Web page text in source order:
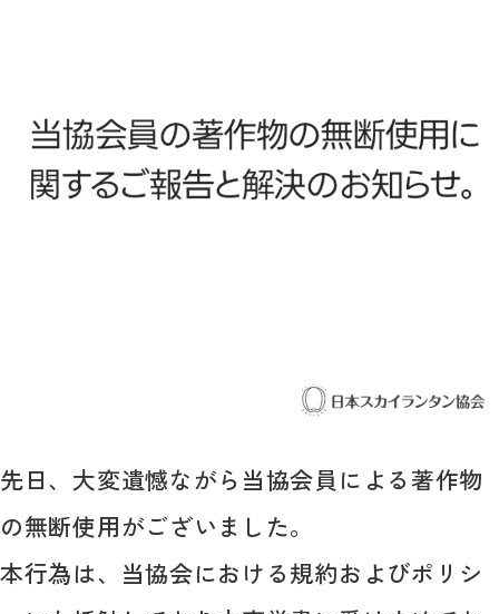
先日、大変遺憾ながら当協会員による著作物
の無断使用がございました。
本行為は、当協会における規約およびポリシ